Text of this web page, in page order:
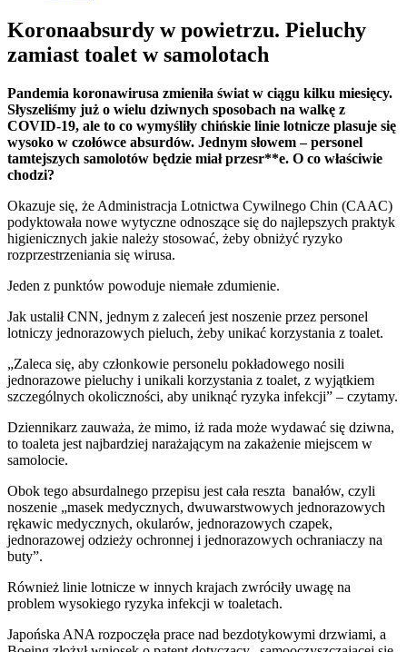
Koronaabsurdy w powietrzu. Pieluchy
zamiast toalet w samolotach
Pandemia koronawirusa zmieniła świat w ciągu kilku miesięcy.
Słyszeliśmy już o wielu dziwnych sposobach na walkę z
COVID-19, ale to co wymyśliły chińskie linie lotnicze plasuje się
wysoko w czołówce absurdów. Jednym słowem – personel
tamtejszych samolotów będzie miał przesr**e. O co właściwie
chodzi?
Okazuje się, że Administracja Lotnictwa Cywilnego Chin (CAAC)
podyktowała nowe wytyczne odnoszące się do najlepszych praktyk
higienicznych jakie należy stosować, żeby obniżyć ryzyko
rozprzestrzeniania się wirusa.
Jeden z punktów powoduje niemałe zdumienie.
Jak ustalił CNN, jednym z zaleceń jest noszenie przez personel
lotniczy jednorazowych pieluch, żeby unikać korzystania z toalet.
„Zaleca się, aby członkowie personelu pokładowego nosili
jednorazowe pieluchy i unikali korzystania z toalet, z wyjątkiem
szczególnych okoliczności, aby uniknąć ryzyka infekcji” – czytamy.
Dziennikarz zauważa, że mimo, iż rada może wydawać się dziwna,
to toaleta jest najbardziej narażającym na zakażenie miejscem w
samolocie.
Obok tego absurdalnego przepisu jest cała reszta banałów, czyli
noszenie „masek medycznych, dwuwarstwowych jednorazowych
rękawic medycznych, okularów, jednorazowych czapek,
jednorazowej odzieży ochronnej i jednorazowych ochraniaczy na
buty”.
Również linie lotnicze w innych krajach zwróciły uwagę na
problem wysokiego ryzyka infekcji w toaletach.
Japońska ANA rozpoczęła prace nad bezdotykowymi drzwiami, a